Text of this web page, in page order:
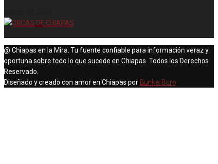
@ Chiapas en la Mira. Tu fuente confiable para información veraz y
oportuna sobre todo lo que sucede en Chiapas. Todos los Derechos
Reservado.
Diseñado y creado con amor en Chiapas porBunkerBuro